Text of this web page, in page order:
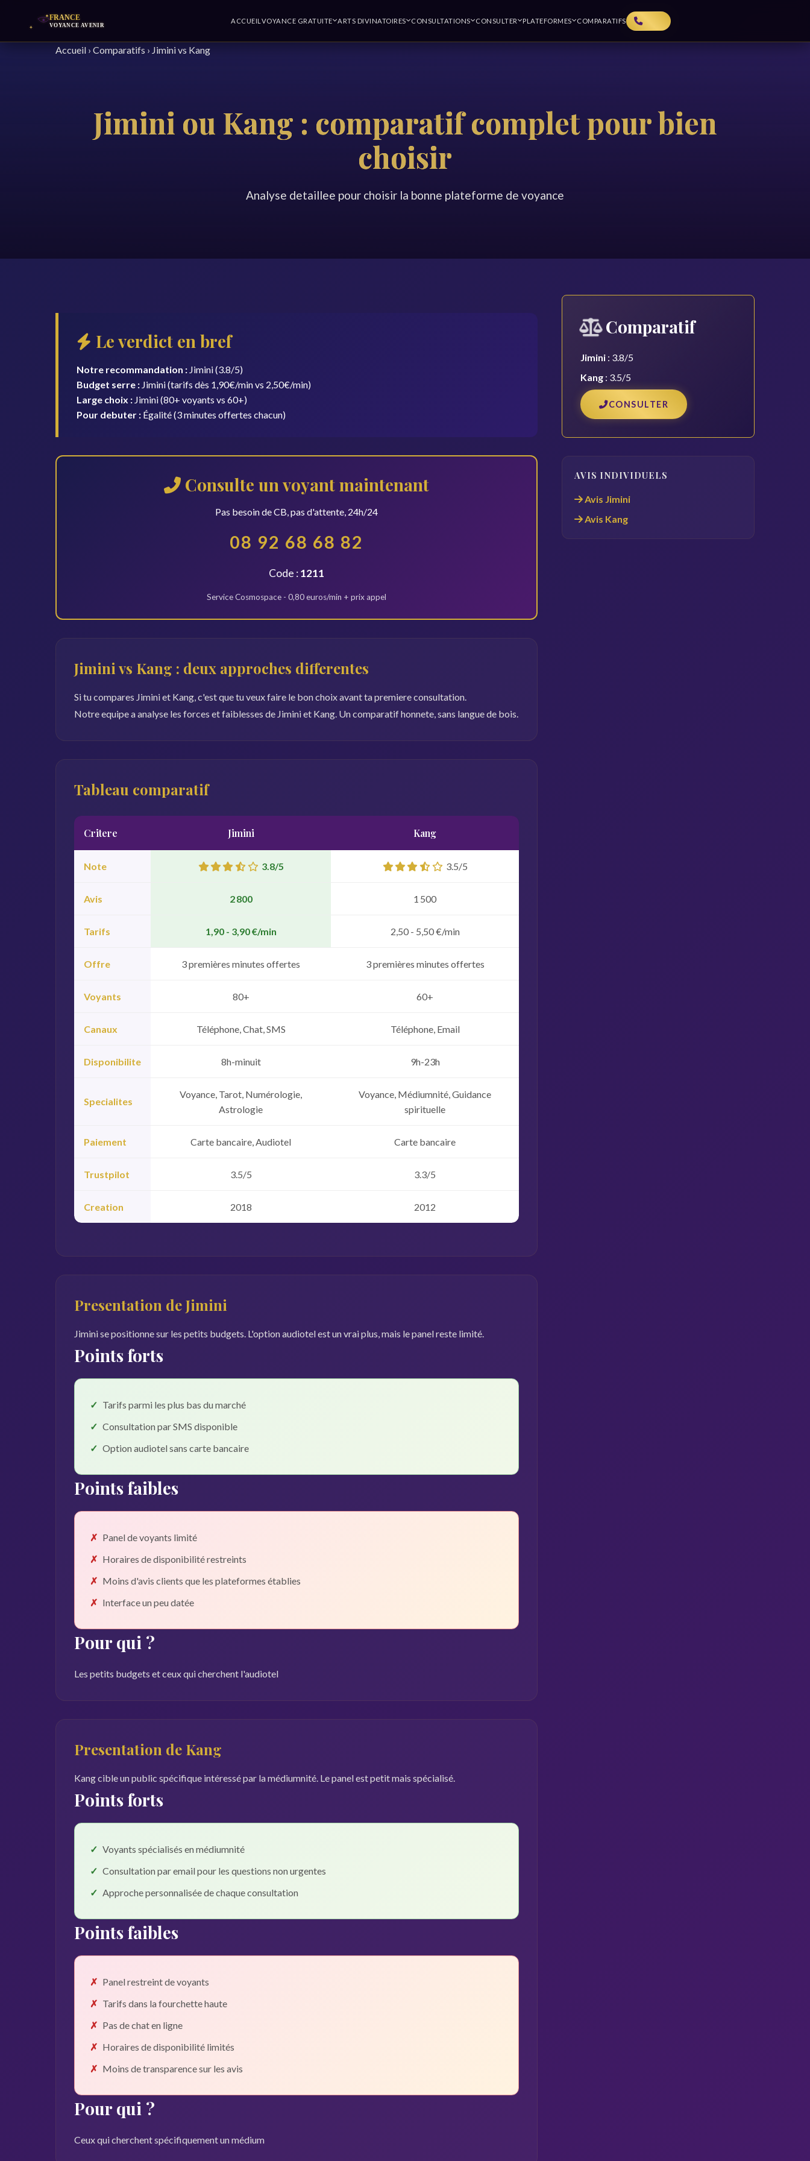
ACCUEIL VOYANCE GRATUITE ARTS DIVINATOIRES CONSULTATIONS CONSULTER PLATEFORMES COMPARATIFS
Accueil › Comparatifs › Jimini vs Kang
Jimini ou Kang : comparatif complet pour bien
choisir
Analyse detaillee pour choisir la bonne plateforme de voyance
Le verdict en bref
Notre recommandation : Jimini (3.8/5)
Budget serre : Jimini (tarifs dès 1,90€/min vs 2,50€/min)
Large choix : Jimini (80+ voyants vs 60+)
Pour debuter : Égalité (3 minutes offertes chacun)
Consulte un voyant maintenant
Pas besoin de CB, pas d'attente, 24h/24
08 92 68 68 82
Code :1211
Service Cosmospace - 0,80 euros/min + prix appel
Jimini vs Kang : deux approches differentes
Si tu compares Jimini et Kang, c'est que tu veux faire le bon choix avant ta premiere consultation.
Notre equipe a analyse les forces et faiblesses de Jimini et Kang. Un comparatif honnete, sans langue de bois.
Tableau comparatif
Critere Jimini Kang
Note 3.8/5 3.5/5
Avis 2 800 1 500
Tarifs 1,90 - 3,90 €/min 2,50 - 5,50 €/min
Offre 3 premières minutes offertes 3 premières minutes offertes
Voyants 80+ 60+
Canaux Téléphone, Chat, SMS Téléphone, Email
Disponibilite 8h-minuit 9h-23h
Specialites
Voyance, Tarot, Numérologie,
Astrologie
Voyance, Médiumnité, Guidance
spirituelle
Paiement Carte bancaire, Audiotel Carte bancaire
Trustpilot 3.5/5 3.3/5
Creation 2018 2012
Presentation de Jimini
Jimini se positionne sur les petits budgets. L'option audiotel est un vrai plus, mais le panel reste limité.
Points forts
Tarifs parmi les plus bas du marché
Consultation par SMS disponible
Option audiotel sans carte bancaire
Points faibles
Panel de voyants limité
Horaires de disponibilité restreints
Moins d'avis clients que les plateformes établies
Interface un peu datée
Pour qui ?
Les petits budgets et ceux qui cherchent l'audiotel
Presentation de Kang
Kang cible un public spécifique intéressé par la médiumnité. Le panel est petit mais spécialisé.
Points forts
Voyants spécialisés en médiumnité
Consultation par email pour les questions non urgentes
Approche personnalisée de chaque consultation
Points faibles
Panel restreint de voyants
Tarifs dans la fourchette haute
Pas de chat en ligne
Horaires de disponibilité limités
Moins de transparence sur les avis
Pour qui ?
Ceux qui cherchent spécifiquement un médium
Comparatif
Jimini : 3.8/5
Kang : 3.5/5
CONSULTER
AVIS INDIVIDUELS
Avis Jimini
Avis Kang